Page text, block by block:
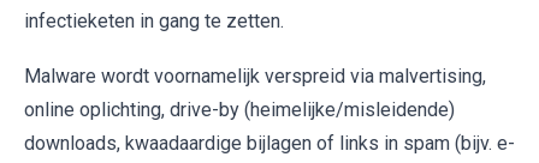
infectieketen in gang te zetten.
Malware wordt voornamelijk verspreid via malvertising,
online oplichting, drive-by (heimelijke/misleidende)
downloads, kwaadaardige bijlagen of links in spam (bijv. e-